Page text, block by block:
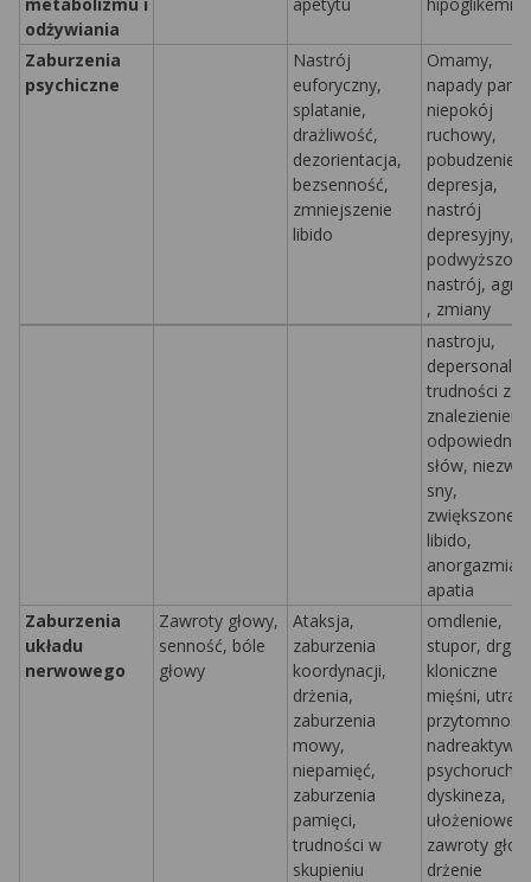
odżywiania
Zaburzenia
psychiczne
Nastrój
euforyczny,
splatanie,
drażliwość,
dezorientacja,
bezsenność,
zmniejszenie
libido
Omamy,
napady
niepokój
ruchowy,
pobudzenie,
depresja,
nastrój
depresyjny,
podwyższony
nastrój,
, zmiany
nastroju,
trudności ze
znalezieniem
słów,
sny,
zwiększone
libido,
anorgazmia,
apatia
Zaburzenia
układu
nerwowego
Zawroty głowy,
senność, bóle
głowy
Ataksja,
zaburzenia
koordynacji,
drżenia,
zaburzenia
mowy,
niepamięć,
zaburzenia
pamięci,
trudności w
skupieniu
omdlenie,
stupor,
kloniczne
mięśni, utrata
dyskineza,
ułożeniowe
zawroty
drżenie